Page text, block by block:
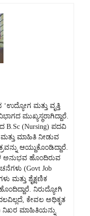
‘ಉದ್ಯೋಗ ಮತ್ತು ವೃತ್ತಿ
ಮುಖ್ಯಸ್ಥರಾಗಿದ್ದಾರೆ.
B.Sc (Nursing) ಪದವಿ
ಮಾಹಿತಿ ನೀಡುವ
ಆಯ್ದುಕೊಂಡಿದ್ದಾರೆ.
ಅನುಭವ ಹೊಂದಿರುವ
(Govt Job
ಮತ್ತು ಶೈಕ್ಷಣಿಕ
ನಿರುದ್ಯೋಗಿ
ಕೇವಲ ಅಧಿಕೃತ
ನಿಖರ ಮಾಹಿತಿಯನ್ನು